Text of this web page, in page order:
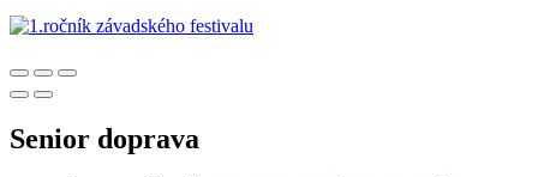
Senior doprava